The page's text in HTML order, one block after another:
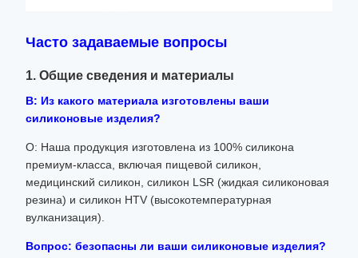
Часто задаваемые вопросы
1. Общие сведения и материалы
В: Из какого материала изготовлены ваши
силиконовые изделия?
О: Наша продукция изготовлена ​​из 100% силикона
премиум-класса, включая пищевой силикон,
медицинский силикон, силикон LSR (жидкая силиконовая
резина) и силикон HTV (высокотемпературная
вулканизация).
Вопрос: безопасны ли ваши силиконовые изделия?